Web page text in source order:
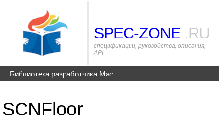
SPEC-ZONE .RU
спецификации, руководства, описания,
API
Библиотека разработчика Mac
SCNFloor